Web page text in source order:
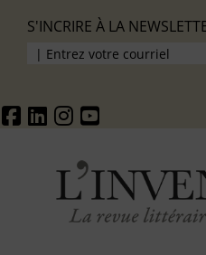
S'INCRIRE À LA